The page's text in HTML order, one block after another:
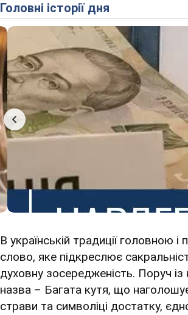
Головні історії дня
В українській традиції головною
слово, яке підкреслює
духовну зосередженість. Поруч
назва – Багата кутя, що
страви та символіці достатку,